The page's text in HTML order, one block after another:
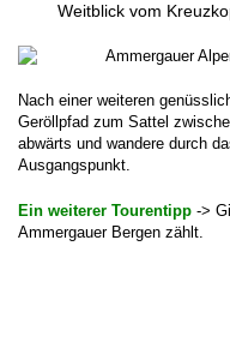
Weitblick vom
Nach einer weiteren
Geröllpfad zum Sattel
abwärts und wandere durch
Ausgangspunkt.
Ein weiterer Tourentipp ->
Ammergauer Bergen zählt.